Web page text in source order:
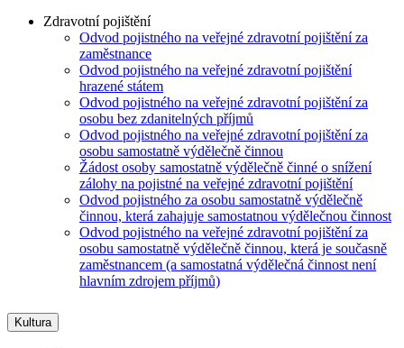
Zdravotní pojištění
Odvod pojistného na veřejné zdravotní pojištění za
zaměstnance
Odvod pojistného na veřejné zdravotní pojištění
hrazené státem
Odvod pojistného na veřejné zdravotní pojištění za
osobu bez zdanitelných příjmů
Odvod pojistného na veřejné zdravotní pojištění za
osobu samostatně výdělečně činnou
Žádost osoby samostatně výdělečně činné o snížení
zálohy na pojistné na veřejné zdravotní pojištění
Odvod pojistného za osobu samostatně výdělečně
činnou, která zahajuje samostatnou výdělečnou činnost
Odvod pojistného na veřejné zdravotní pojištění za
osobu samostatně výdělečně činnou, která je současně
zaměstnancem (a samostatná výdělečná činnost není
hlavním zdrojem příjmů)
Kultura